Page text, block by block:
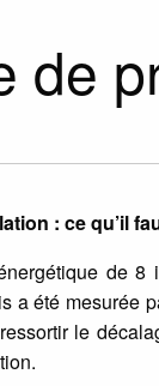
de
: ce qu’il
de
a été mesurée
le